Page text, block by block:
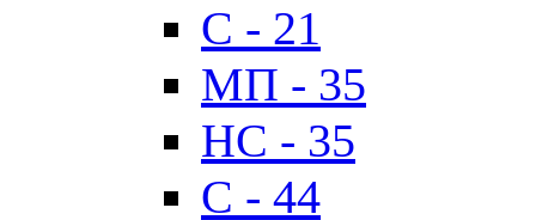
C - 21
МП - 35
HC - 35
C - 44